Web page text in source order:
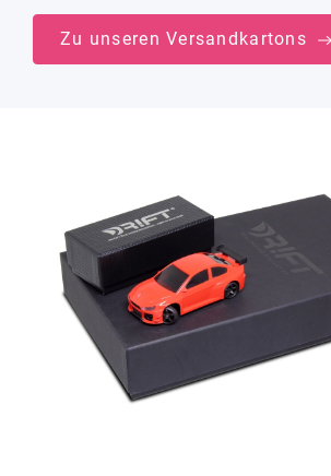
Zu unseren Versandkartons